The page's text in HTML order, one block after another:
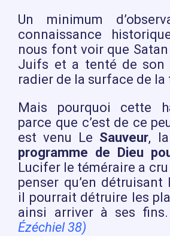
Un minimum
connaissance
nous font voir que
Juifs et a tenté de son
radier de la surface de la
Mais pourquoi cette
parce que c’est de ce
est venu Le Sauveur, la
programme de Dieu
Lucifer le téméraire a
penser qu’en
il pourrait détruire les
ainsi arriver à ses fins.
Ézéchiel 38)